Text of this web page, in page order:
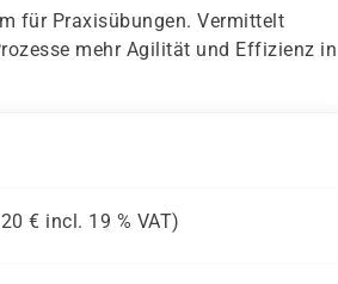
für Praxisübungen. Vermittelt
mehr Agilität und Effizienz in
€ incl. 19 % VAT)